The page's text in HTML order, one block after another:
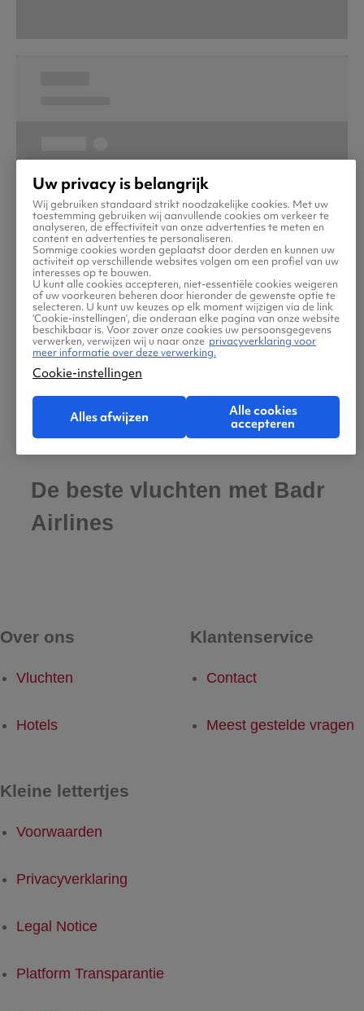
De beste vluchten met Badr
Airlines
Over ons
Vluchten
Hotels
Klantenservice
Contact
Meest gestelde vragen
Kleine lettertjes
Voorwaarden
Privacyverklaring
Legal Notice
Platform Transparantie
Uw privacy is belangrijk
Wij gebruiken standaard strikt noodzakelijke cookies. Met uw
toestemming gebruiken wij aanvullende cookies om verkeer te
analyseren, de effectiviteit van onze advertenties te meten en
content en advertenties te personaliseren.
Sommige cookies worden geplaatst door derden en kunnen uw
activiteit op verschillende websites volgen om een profiel van uw
interesses op te bouwen.
U kunt alle cookies accepteren, niet-essentiële cookies weigeren
of uw voorkeuren beheren door hieronder de gewenste optie te
selecteren. U kunt uw keuzes op elk moment wijzigen via de link
‘Cookie-instellingen’, die onderaan elke pagina van onze website
beschikbaar is. Voor zover onze cookies uw persoonsgegevens
verwerken, verwijzen wij u naar onze privacyverklaring voor
meer informatie over deze verwerking.
Cookie-instellingen
Alles afwijzen
Alle cookies
accepteren